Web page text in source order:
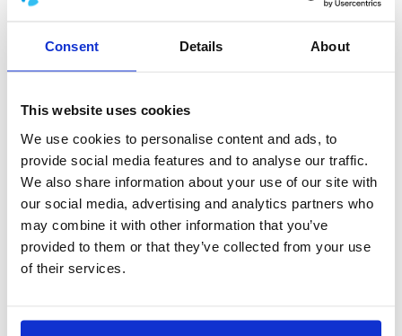
Consent Details About
This website uses cookies
We use cookies to personalise content and ads, to
provide social media features and to analyse our traffic.
We also share information about your use of our site with
our social media, advertising and analytics partners who
may combine it with other information that you’ve
provided to them or that they’ve collected from your use
of their services.